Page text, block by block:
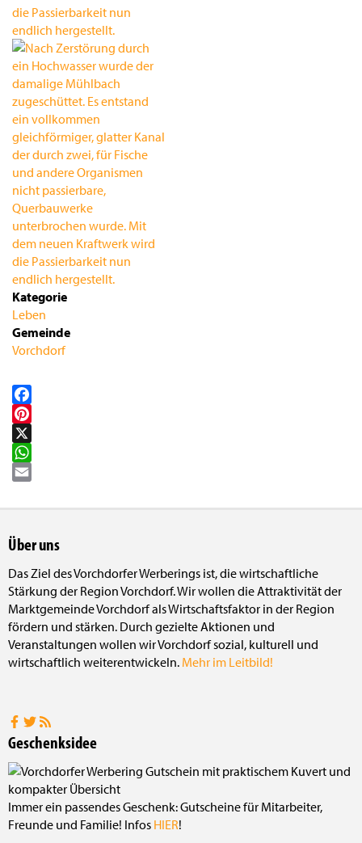
Kategorie
Leben
Gemeinde
Vorchdorf
Facebook
Pinterest
X
WhatsApp
Über uns
Das Ziel des Vorchdorfer Werberings ist, die wirtschaftliche
Stärkung der Region Vorchdorf. Wir wollen die Attraktivität der
Marktgemeinde Vorchdorf als Wirtschaftsfaktor in der Region
fördern und stärken. Durch gezielte Aktionen und
Veranstaltungen wollen wir Vorchdorf sozial, kulturell und
wirtschaftlich weiterentwickeln. Mehr im Leitbild!
Geschenksidee
Immer ein passendes Geschenk: Gutscheine für Mitarbeiter,
Freunde und Familie! Infos HIER!